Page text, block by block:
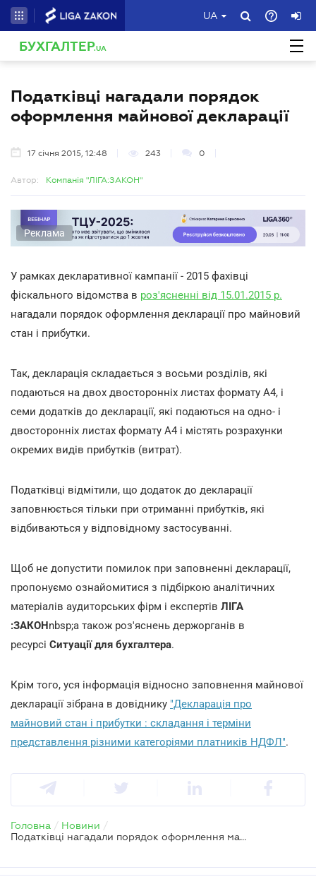
UA
БУХГАЛТЕР.UA
Податківці нагадали порядок
оформлення майнової декларації
17 січня 2015, 12:48 243 0
Автор: Компанія "ЛІГА:ЗАКОН"
Реклама
У рамках декларативної кампанії - 2015 фахівці
фіскального відомства в роз'ясненні від 15.01.2015 р.
нагадали порядок оформлення декларації про майновий
стан і прибутки.
Так, декларація складається з восьми розділів, які
подаються на двох двосторонніх листах формату А4, і
семи додатків до декларації, які подаються на одно- і
двосторонніх листах формату А4 і містять розрахунки
окремих видів прибутків (витрат).
Податківці відмітили, що додаток до декларації
заповнюється тільки при отриманні прибутків, які
відбиваються у відповідному застосуванні.
Щоб не допустити помилок при заповненні декларації,
пропонуємо ознайомитися з підбіркою аналітичних
матеріалів аудиторських фірм і експертів ЛІГА
:ЗАКОНnbsp;а також роз'яснень держорганів в
ресурсі Ситуації для бухгалтера.
Крім того, уся інформація відносно заповнення майнової
декларації зібрана в довіднику "Декларація про
майновий стан і прибутки : складання і терміни
представлення різними категоріями платників НДФЛ".
Головна / Новини /
Податківці нагадали порядок оформлення майнової декларації